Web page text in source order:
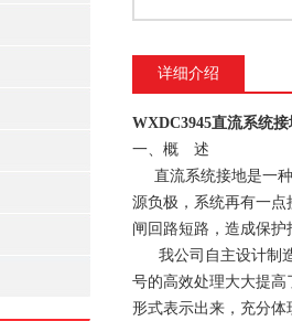
详细介绍
WXDC3945直流系统
一、概 述
直流系统接地是一种
源负极，系统再有一
闸回路短路，造成保
我公司自主设计制造
号的高效处理大大提
形式表示出来，充分